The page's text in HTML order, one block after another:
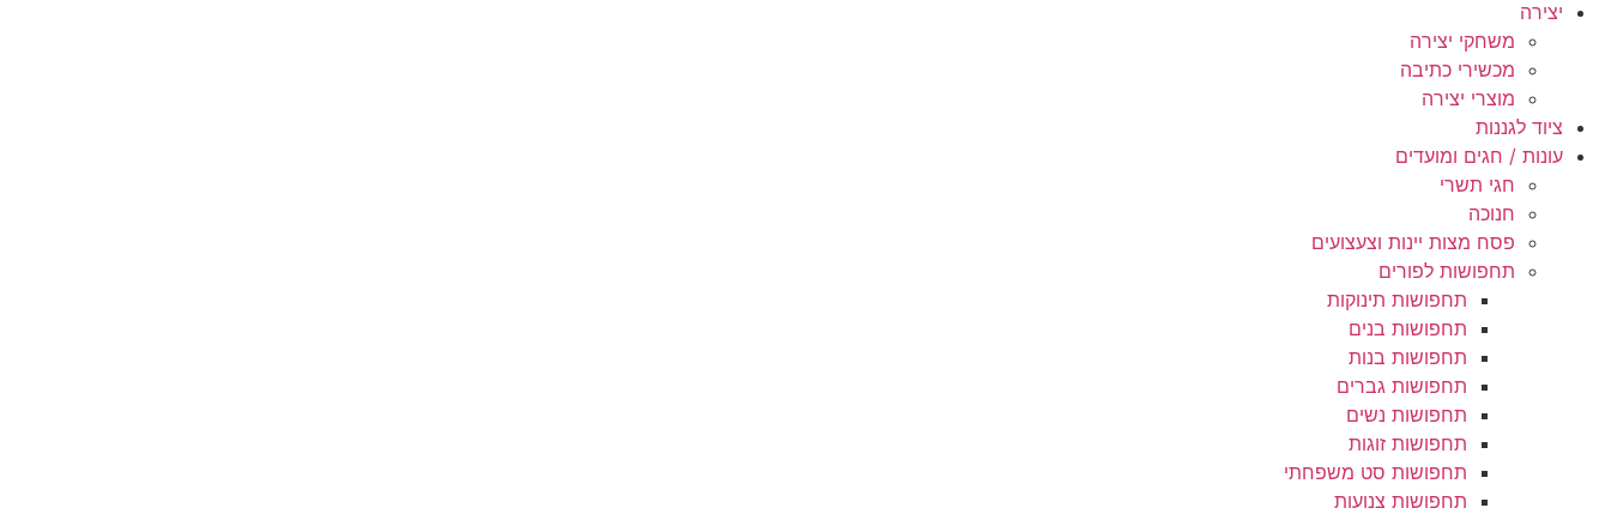
יצירה
משחקי יצירה
מכשירי כתיבה
מוצרי יצירה
ציוד לגננות
עונות / חגים ומועדים
חגי תשרי
חנוכה
פסח מצות יינות וצעצועים
תחפושות לפורים
תחפושות תינוקות
תחפושות בנים
תחפושות בנות
תחפושות גברים
תחפושות נשים
תחפושות זוגות
תחפושות סט משפחתי
תחפושות צנועות